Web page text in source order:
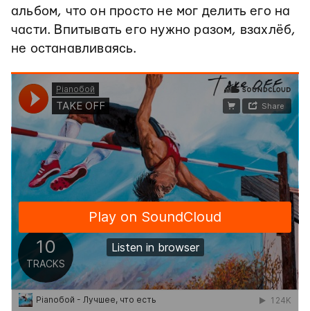
альбом, что он просто не мог делить его на
части. Впитывать его нужно разом, взахлёб,
не останавливаясь.